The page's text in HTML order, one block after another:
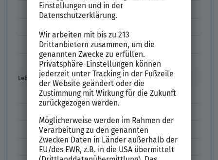
Schwächen im Vorstellungsgespräch
Vorbereitung Vorstellungsgespräch
Vorstellungsgespräch per Skype
Lebenslauf
Lebenslauf Aufbau und Inhalt
Lebenslauf Englisch Résumé
Lücken im Lebenslauf